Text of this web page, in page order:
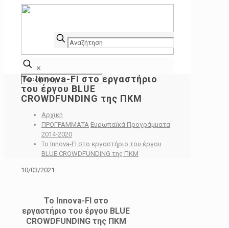
✕
Το Innova-FI στο εργαστήριο
του έργου BLUE
CROWDFUNDING της ΠΚΜ
Αρχική
ΠΡΟΓΡΑΜΜΑΤΑ Ευρωπαϊκά Προγράμματα
2014-2020
Το Innova-FI στο εργαστήριο του έργου
BLUE CROWDFUNDING της ΠΚΜ
10/03/2021
Το Innova-FI στο
εργαστήριο του έργου BLUE
CROWDFUNDING της ΠΚΜ